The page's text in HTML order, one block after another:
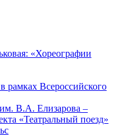
«Хореографии
рамках Всероссийского
им. В.А. Елизарова –
«Театральный поезд»